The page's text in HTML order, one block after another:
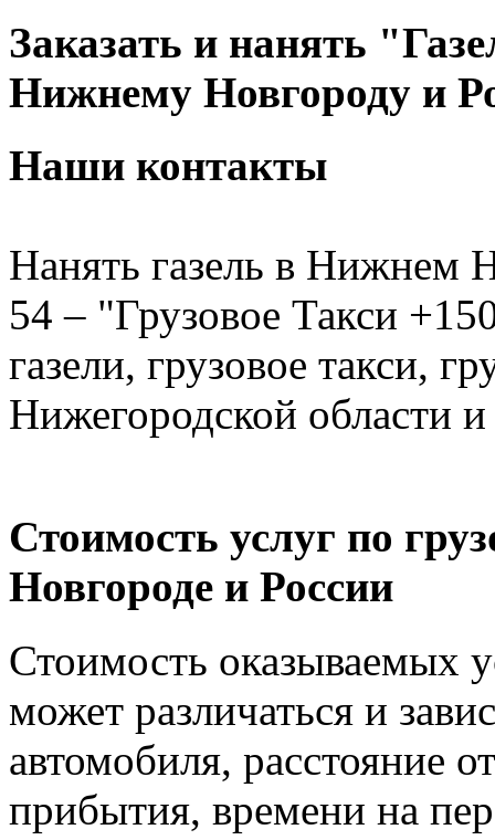
Заказать и нанять
Нижнему Новгороду и
Наши контакты
Нанять газель в Нижнем
54 – "Грузовое Такси
газели, грузовое такси,
Нижегородской области
Стоимость услуг по
Новгороде и России
Стоимость оказываемых
может различаться и
автомобиля, расстояние
прибытия, времени на